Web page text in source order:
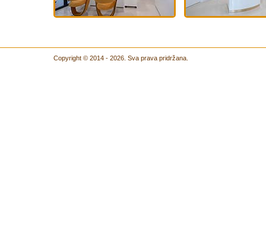
Copyright © 2014 - 2026. Sva prava pridržana.